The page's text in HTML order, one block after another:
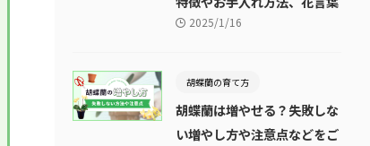
2025/1/16
胡蝶蘭の育て方
胡蝶蘭は増やせる？失敗しな
い増やし方や注意点などをご